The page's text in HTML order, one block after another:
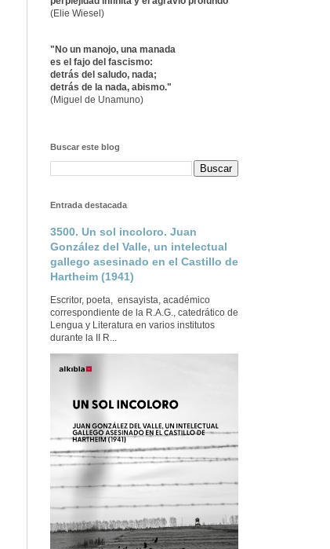
(Elie Wiesel)
"No un manojo, una manada
es el fajo del fascismo:
detrás del saludo, nada;
detrás de la nada, abismo."
(Miguel de Unamuno)
Buscar este blog
Entrada destacada
3500. Un sol incoloro. Juan
González del Valle, un intelectual
gallego asesinado en el Castillo de
Hartheim (1941)
Escritor, poeta, ensayista, académico
correspondiente de la R.A.G., catedrático de
Lengua y Literatura en varios institutos
durante la II R...